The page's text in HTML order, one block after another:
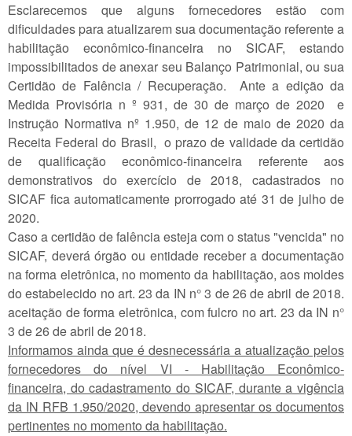
Esclarecemos que alguns fornecedores estão com
dificuldades para atualizarem sua documentação referente a
habilitação econômico-financeira no SICAF, estando
impossibilitados de anexar seu Balanço Patrimonial, ou sua
Certidão de Falência / Recuperação. Ante a edição da
Medida Provisória n º 931, de 30 de março de 2020 e
Instrução Normativa nº 1.950, de 12 de maio de 2020 da
Receita Federal do Brasil​, o prazo de validade da certidão
de qualificação econômico-financeira referente aos
demonstrativos do exercício de 2018, cadastrados no
SICAF fica automaticamente prorrogado até 31 de julho de
2020.
Caso a certidão de falência esteja com o status "vencida" no
SICAF, deverá órgão ou entidade receber a documentação
na forma eletrônica, no momento da habilitação, aos moldes
do estabelecido no art. 23 da IN n° 3 de 26 de abril de 2018.
aceitação de forma eletrônica, com fulcro no art. 23 da IN n°
3 de 26 de abril de 2018.
Informamos ainda que é desnecessária a atualização pelos
fornecedores do nível VI - Habilitação Econômico-
financeira, do cadastramento do SICAF, durante a vigência
da IN RFB 1.950/2020, devendo apresentar os documentos
pertinentes no momento da habilitação.